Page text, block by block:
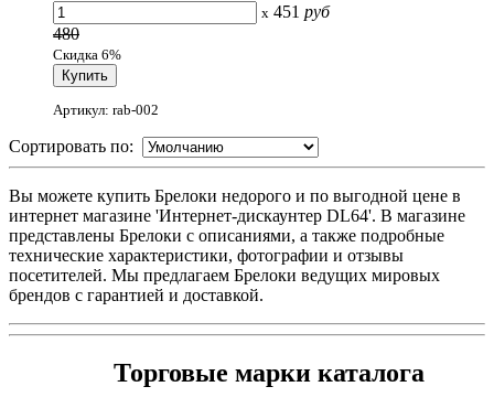
x 451 руб
480
Скидка 6%
Артикул: rab-002
Сортировать по:
Вы можете купить Брелоки недорого и по выгодной цене в
интернет магазине 'Интернет-дискаунтер DL64'. В магазине
представлены Брелоки с описаниями, а также подробные
технические характеристики, фотографии и отзывы
посетителей. Мы предлагаем Брелоки ведущих мировых
брендов с гарантией и доставкой.
Торговые марки каталога